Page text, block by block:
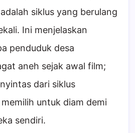
siklus yang berulang
Ini menjelaskan
penduduk desa
aneh sejak awal film;
dari siklus
untuk diam demi
sendiri.